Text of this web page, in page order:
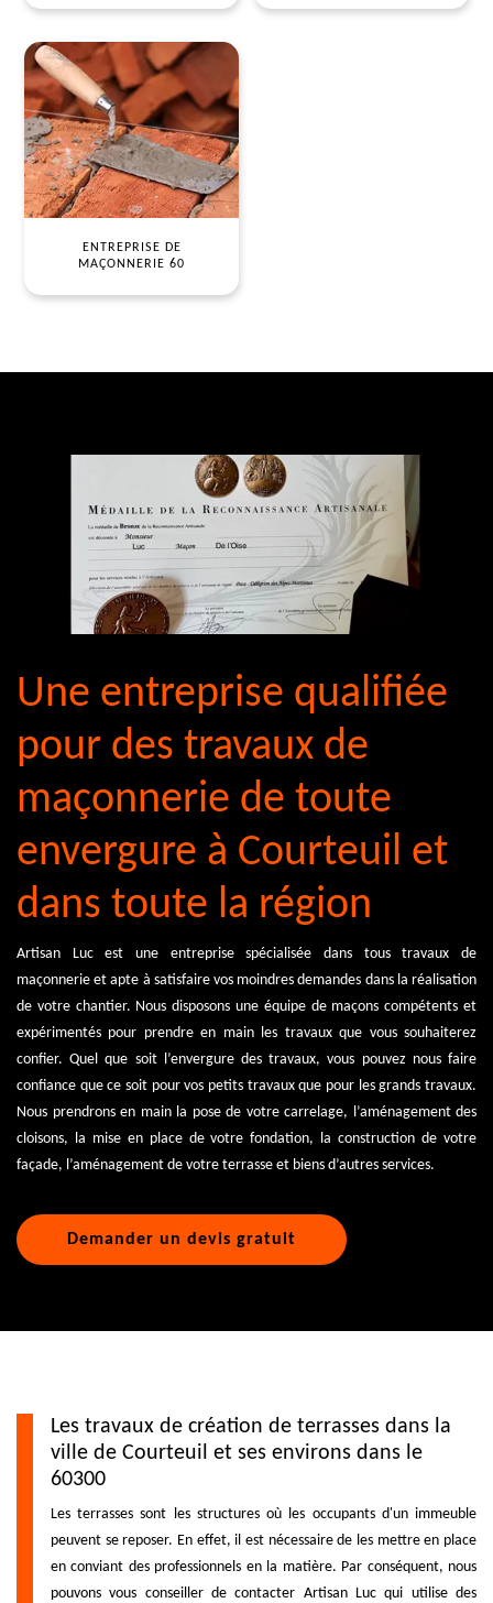
ENTREPRISE DE
MAÇONNERIE 60
Une entreprise qualifiée
pour des travaux de
maçonnerie de toute
envergure à Courteuil et
dans toute la région
Artisan Luc est une entreprise spécialisée dans tous travaux de
maçonnerie et apte à satisfaire vos moindres demandes dans la réalisation
de votre chantier. Nous disposons une équipe de maçons compétents et
expérimentés pour prendre en main les travaux que vous souhaiterez
confier. Quel que soit l’envergure des travaux, vous pouvez nous faire
confiance que ce soit pour vos petits travaux que pour les grands travaux.
Nous prendrons en main la pose de votre carrelage, l’aménagement des
cloisons, la mise en place de votre fondation, la construction de votre
façade, l’aménagement de votre terrasse et biens d’autres services.
Demander un devis gratuit
Les travaux de création de terrasses dans la
ville de Courteuil et ses environs dans le
60300
Les terrasses sont les structures où les occupants d'un immeuble
peuvent se reposer. En effet, il est nécessaire de les mettre en place
en conviant des professionnels en la matière. Par conséquent, nous
pouvons vous conseiller de contacter Artisan Luc qui utilise des